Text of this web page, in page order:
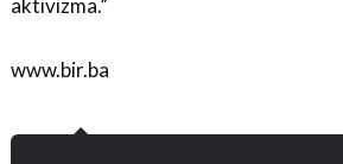
aktivizma.”
www.bir.ba